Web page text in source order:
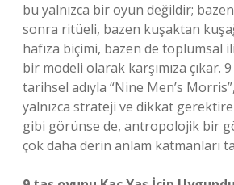
bu yalnızca bir oyun değildir;
sonra ritüeli, bazen kuşaktan
hafıza biçimi, bazen de toplumsal
bir modeli olarak karşımıza çıkar.
tarihsel adıyla “Nine Men’s
yalnızca strateji ve dikkat
gibi görünse de, antropolojik bir
çok daha derin anlam katmanları